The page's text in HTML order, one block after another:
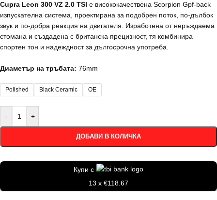
Cupra Leon 300 VZ 2.0 TSI е висококачествена Scorpion Gpf-back
изпускателна система, проектирана за подобрен поток, по-дълбок
звук и по-добра реакция на двигателя. Изработена от неръждаема
стомана и създадена с британска прецизност, тя комбинира
спортен тон и надеждност за дългосрочна употреба.
Диаметър на тръбата: 76mm
Polished Black Ceramic OE
- +
ДОБАВИ В КОЛИЧКА
Купи с
13 x €118.67